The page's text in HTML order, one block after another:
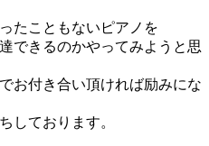
たこともないピアノを
できるのかやってみようと思
お付き合い頂ければ励みにな
しております。